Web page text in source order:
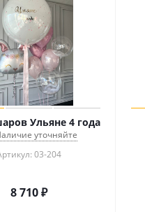
Ульяне 4 года
уточняйте
03-204
8 710₽